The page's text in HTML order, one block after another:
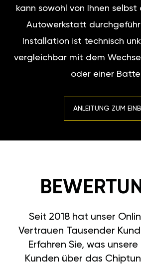
kann sowohl von Ihnen selbst
Autowerkstatt
Installation ist technisch
vergleichbar mit dem
oder einer
ANLEITUNG ZUM
Seit 2018 hat unser
Vertrauen Tausender
Erfahren Sie, was
Kunden über das